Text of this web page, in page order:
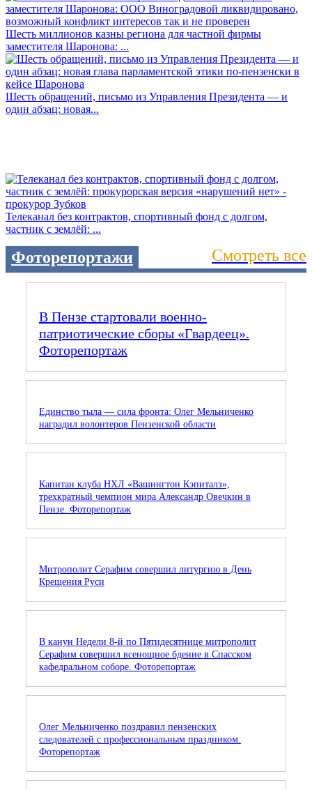
Шесть миллионов казны региона для частной фирмы
заместителя Шаронова: ...
Шесть обращений, письмо из Управления Президента — и
один абзац: новая...
Телеканал без контрактов, спортивный фонд с долгом,
частник с землёй: ...
Фоторепортажи Смотреть все
В Пензе стартовали военно-
патриотические сборы «Гвардеец».
Фоторепортаж
Единство тыла — сила фронта: Олег Мельниченко
наградил волонтеров Пензенской области
Капитан клуба НХЛ «Вашингтон Кэпиталз»,
трехкратный чемпион мира Александр Овечкин в
Пензе. Фоторепортаж
Митрополит Серафим совершил литургию в День
Крещения Руси
В канун Недели 8-й по Пятидесятнице митрополит
Серафим совершил всенощное бдение в Спасском
кафедральном соборе. Фоторепортаж
Олег Мельниченко поздравил пензенских
следователей с профессиональным праздником.
Фоторепортаж